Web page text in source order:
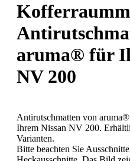
aruma® für
NV 200
Antirutschmatten von
Ihrem Nissan NV 200.
Varianten.
Bitte beachten Sie